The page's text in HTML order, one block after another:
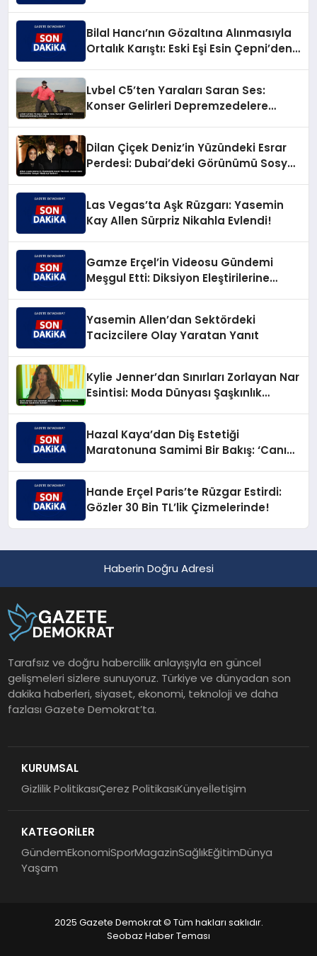
Bilal Hancı’nın Gözaltına Alınmasıyla
Ortalık Karıştı: Eski Eşi Esin Çepni’den
Lvbel C5’ten Yaraları Saran Ses:
Konser Gelirleri Depremzedelere
Dilan Çiçek Deniz’in Yüzündeki Esrar
Perdesi: Dubai’deki Görünümü Sosyal
Las Vegas’ta Aşk Rüzgarı: Yasemin
Kay Allen Sürpriz Nikahla Evlendi!
Gamze Erçel’in Videosu Gündemi
Meşgul Etti: Diksiyon Eleştirilerine
Yasemin Allen’dan Sektördeki
Tacizcilere Olay Yaratan Yanıt
Kylie Jenner’dan Sınırları Zorlayan Nar
Esintisi: Moda Dünyası Şaşkınlık
Hazal Kaya’dan Diş Estetiği
Maratonuna Samimi Bir Bakış: ‘Canım
Hande Erçel Paris’te Rüzgar Estirdi:
Gözler 30 Bin TL’lik Çizmelerinde!
Haberin Doğru Adresi
Tarafsız ve doğru habercilik anlayışıyla en güncel
gelişmeleri sizlere sunuyoruz. Türkiye ve dünyadan son
dakika haberleri, siyaset, ekonomi, teknoloji ve daha
fazlası Gazete Demokrat’ta.
KURUMSAL
Gizlilik PolitikasıÇerez PolitikasıKünyeİletişim
KATEGORİLER
GündemEkonomiSporMagazinSağlıkEğitimDünya
Yaşam
2025 Gazete Demokrat © Tüm hakları saklıdır.
Seobaz Haber Teması